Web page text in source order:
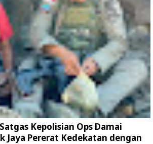
Kepolisian Ops Damai
Jaya Pererat Kedekatan dengan